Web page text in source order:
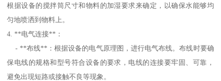
根据设备的搅拌筒尺寸和物料的加湿要求来确定，以确保水能够均
匀地喷洒到物料上。
4. **电气连接**：
- **布线**：根据设备的电气原理图，进行电气布线。布线时要确
保电线的规格和型号符合设备的要求，电线的连接要牢固、可靠，
避免出现短路或接触不良等现象。